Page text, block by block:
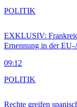
EXKLUSIV:
Ernennung in der
09:12
POLITIK
Rechte greifen
POLITIK